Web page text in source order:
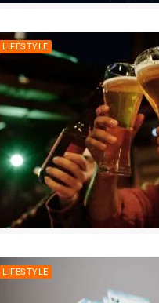
LIFESTYLE
LIFESTYLE